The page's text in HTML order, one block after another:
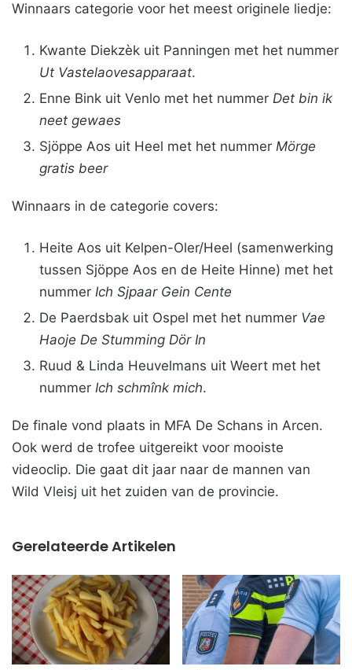
Winnaars categorie voor het meest originele liedje:
Kwante Diekzèk uit Panningen met het nummer
Ut Vastelaovesapparaat.
Enne Bink uit Venlo met het nummer Det bin ik
neet gewaes
Sjöppe Aos uit Heel met het nummer Mörge
gratis beer
Winnaars in de categorie covers:
Heite Aos uit Kelpen-Oler/Heel (samenwerking
tussen Sjöppe Aos en de Heite Hinne) met het
nummer Ich Sjpaar Gein Cente
De Paerdsbak uit Ospel met het nummer Vae
Haoje De Stumming Dör In
Ruud & Linda Heuvelmans uit Weert met het
nummer Ich schmînk mich.
De finale vond plaats in MFA De Schans in Arcen.
Ook werd de trofee uitgereikt voor mooiste
videoclip. Die gaat dit jaar naar de mannen van
Wild Vleisj uit het zuiden van de provincie.
Gerelateerde Artikelen